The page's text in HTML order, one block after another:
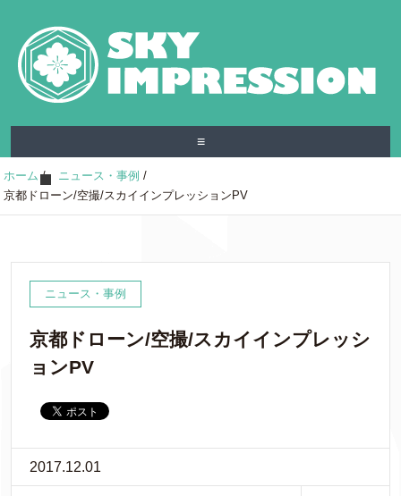
≡
ホーム / ニュース・事例 /
京都ドローン/空撮/スカイインプレッションPV
ニュース・事例
京都ドローン/空撮/スカイインプレッシ
ョンPV
2017.12.01